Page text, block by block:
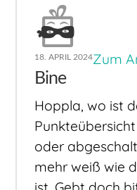
18. APRIL 2024Zum
Bine
Hoppla, wo ist
oder
mehr weiß wie